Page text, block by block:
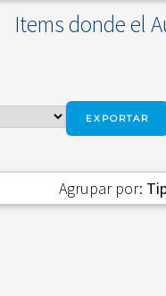
Items donde el
Agrupar por: